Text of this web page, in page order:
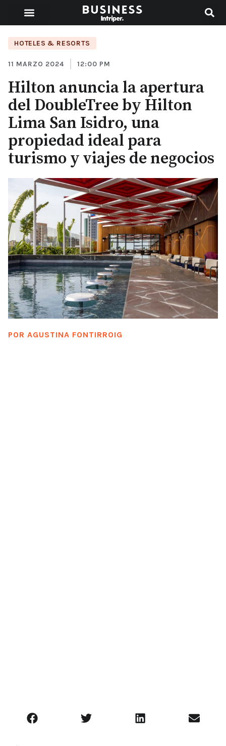
HOTELES & RESORTS
11 MARZO 2024 12:00 PM
Hilton anuncia la apertura
del DoubleTree by Hilton
Lima San Isidro, una
propiedad ideal para
turismo y viajes de negocios
POR AGUSTINA FONTIRROIG